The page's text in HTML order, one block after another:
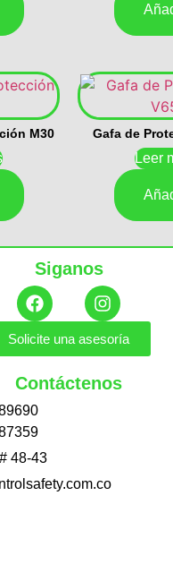
M30 Gafa de
Leer
Contáctenos
48-43
Siganos
Solicite una asesoría